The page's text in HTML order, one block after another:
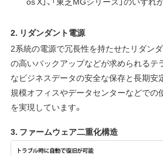
2. リダンダント電源
2系統の電源で冗長性を持たせたリダン
の高いバックアップなどが求められるテ
なビジネスデータの安全な保存と長期安
規模オフィスやデータセンターなどでの
を実現しています。
3. ファームウェア二重化構造